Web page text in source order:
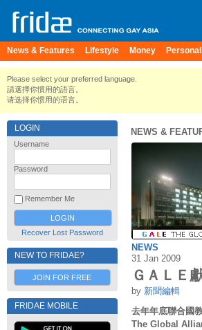
News & Features Lifestyle Money
Please select your preferred language.
請選擇你慣用的語言。
请选择你惯用的语言。
LOGIN
Username
Password
Remember Me
Recover Lost Password
NEW TO FRIDAE?
JOIN FOR FREE
FRIDAE MOBILE
NEWS &
NEWS
31 Jan 2009
ＧＡＬＥ
by 新聞編輯
去年年底聯合國
The Global